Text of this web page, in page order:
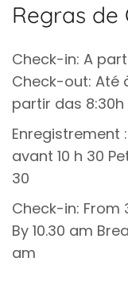
Regras de
Check-in: A
Check-out: Até
partir das 8:30h
Enregistrement
avant 10 h 30
30
Check-in: From
By 10.30 am
am